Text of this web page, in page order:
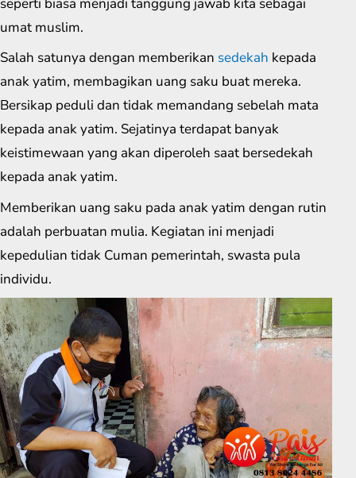
umat muslim.
Salah satunya dengan memberikan sedekah kepada
anak yatim, membagikan uang saku buat mereka.
Bersikap peduli dan tidak memandang sebelah mata
kepada anak yatim. Sejatinya terdapat banyak
keistimewaan yang akan diperoleh saat bersedekah
kepada anak yatim.
Memberikan uang saku pada anak yatim dengan rutin
adalah perbuatan mulia. Kegiatan ini menjadi
kepedulian tidak Cuman pemerintah, swasta pula
individu.